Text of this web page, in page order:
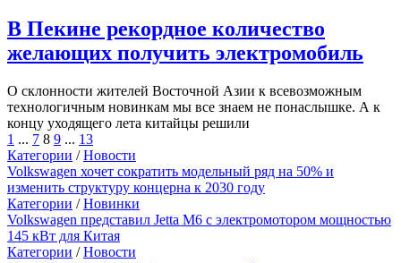
В Пекине рекордное количество
желающих получить электромобиль
О склонности жителей Восточной Азии к всевозможным
технологичным новинкам мы все знаем не понаслышке. А к
концу уходящего лета китайцы решили
1 ... 7 8 9 ... 13
Категории /Новости
Volkswagen хочет сократить модельный ряд на 50% и
изменить структуру концерна к 2030 году
Категории /Новинки
Volkswagen представил Jetta M6 с электромотором мощностью
145 кВт для Китая
Категории /Новости